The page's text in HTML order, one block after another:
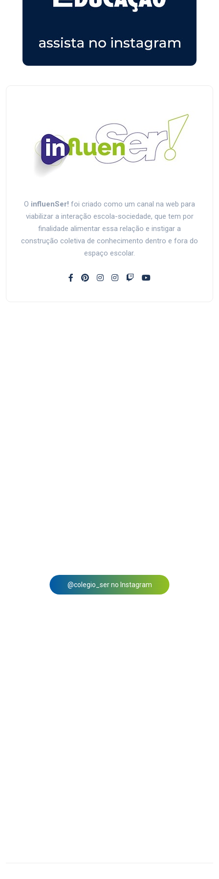
O influenSer! foi criado como um canal na web para
viabilizar a interação escola-sociedade, que tem por
finalidade alimentar essa relação e instigar a
construção coletiva de conhecimento dentro e fora do
espaço escolar.
@colegio_ser no Instagram